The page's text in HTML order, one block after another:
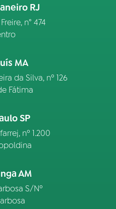
RJ
n° 474
MA
da Silva, nº 126
Fátima
SP
nº 1.200
AM
S/Nº